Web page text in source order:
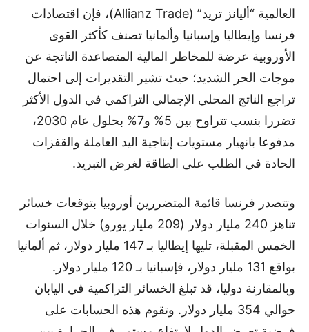
العالمية “أليانز تريد” (Allianz Trade)، فإن اقتصادات
فرنسا وإيطاليا وإسبانيا وألمانيا تصنف كأكثر القوى
الأوروبية عرضة للمخاطر المالية المتصاعدة الناتجة عن
موجات الحر الشديد؛ حيث تشير التقديرات إلى احتمال
تراجع الناتج المحلي الإجمالي التراكمي في الدول الأكثر
تضررا بنسب تتراوح بين 5% و7% بحلول عام 2030،
مدفوعا بانهيار مستويات إنتاجية اليد العاملة والقفزات
الحادة في الطلب على الطاقة لغرض التبريد.
وتتصدر فرنسا قائمة المتضررين أوروبيا بتوقعات خسائر
تناهز 240 مليار دولار (209 مليار يورو) خلال السنوات
الخمس المقبلة، تليها إيطاليا بـ 147 مليار دولار، ثم ألمانيا
بواقع 131 مليار دولار، فإسبانيا بـ 120 مليار دولار.
وبالمقارنة دوليا، قد تبلغ الخسائر التراكمية في اليابان
حوالي 354 مليار دولار. وتقوم هذه الحسابات على